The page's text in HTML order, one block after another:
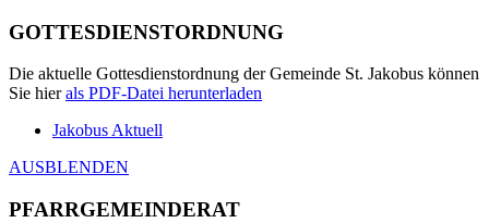
GOTTESDIENSTORDNUNG
Die aktuelle Gottesdienstordnung der Gemeinde St. Jakobus können
Sie hierals PDF-Datei herunterladen
Jakobus Aktuell
AUSBLENDEN
PFARRGEMEINDERAT